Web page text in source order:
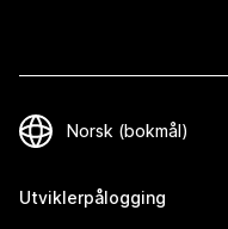
Utviklerpålogging